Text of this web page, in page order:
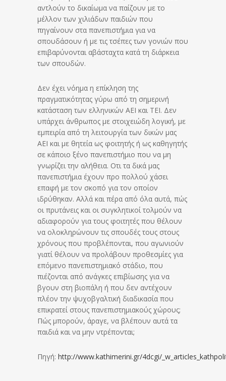
αντλούν το δικαίωμα να παίζουν με το
μέλλον των χιλιάδων παιδιών που
πηγαίνουν στα πανεπιστήμια για να
σπουδάσουν ή με τις τσέπες των γονιών που
επιβαρύνονται αβάσταχτα κατά τη διάρκεια
των σπουδών.
Δεν έχει νόημα η επίκληση της
πραγματικότητας γύρω από τη σημερινή
κατάσταση των ελληνικών ΑΕΙ και ΤΕΙ. Δεν
υπάρχει άνθρωπος με στοιχειώδη λογική, με
εμπειρία από τη λειτουργία των δικών μας
ΑΕΙ και με θητεία ως φοιτητής ή ως καθηγητής
σε κάποιο ξένο πανεπιστήμιο που να μη
γνωρίζει την αλήθεια. Οτι τα δικά μας
πανεπιστήμια έχουν προ πολλού χάσει
επαφή με τον σκοπό για τον οποίον
ιδρύθηκαν. Αλλά και πέρα από όλα αυτά, πώς
οι πρυτάνεις και οι συγκλητικοί τολμούν να
αδιαφορούν για τους φοιτητές που θέλουν
να ολοκληρώνουν τις σπουδές τους στους
χρόνους που προβλέπονται, που αγωνιούν
γιατί θέλουν να προλάβουν προθεσμίες για
επόμενο πανεπιστημιακό στάδιο, που
πιέζονται από ανάγκες επιβίωσης για να
βγουν στη βιοπάλη ή που δεν αντέχουν
πλέον την ψυχοβγαλτική διαδικασία που
επικρατεί στους πανεπιστημιακούς χώρους;
Πώς μπορούν, άραγε, να βλέπουν αυτά τα
παιδιά και να μην ντρέπονται;
Πηγή: http://www.kathimerini.gr/4dcgi/